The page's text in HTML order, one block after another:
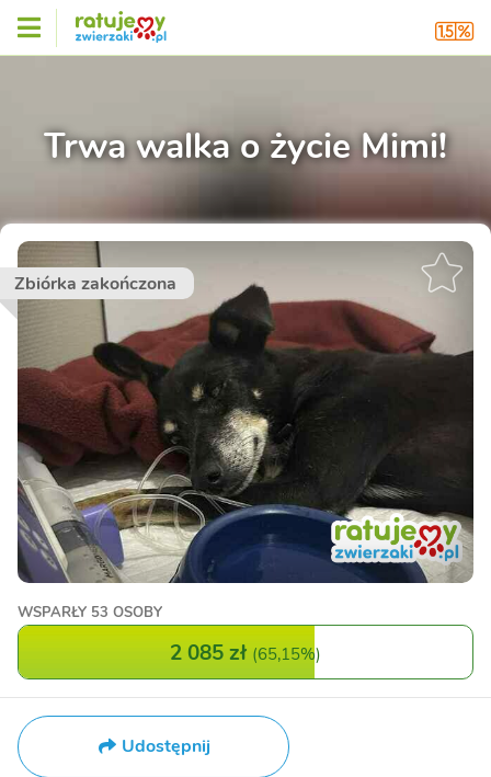
Trwa walka o życie Mimi!
Zbiórka zakończona
WSPARŁY 53 OSOBY
2 085 zł (65,15%)
Udostępnij